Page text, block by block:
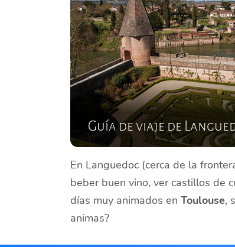
Guía de viaje de
En Languedoc (cerca de la
beber buen vino, ver castillos de
días muy animados en Toulouse,
animas?